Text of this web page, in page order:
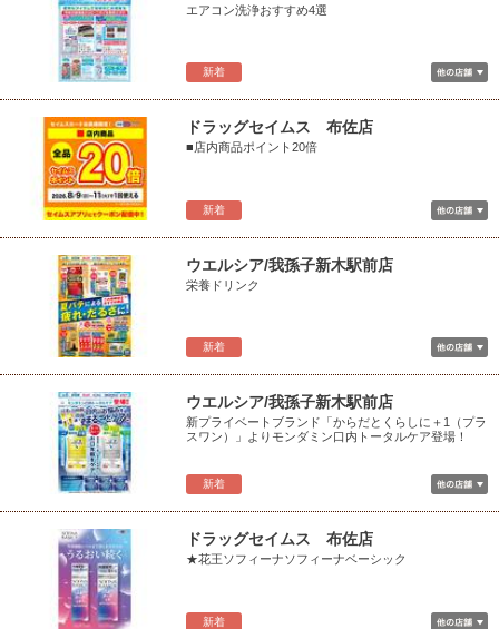
新着
エアコン洗浄おすすめ4選
新着
ドラッグセイムス 布佐店
■店内商品ポイント20倍
新着
ウエルシア/我孫子新木駅前店
栄養ドリンク
新着
ウエルシア/我孫子新木駅前店
新プライベートブランド「からだとくらしに＋1（プラ
スワン）」よりモンダミン口内トータルケア登場！
新着
ドラッグセイムス 布佐店
★花王ソフィーナソフィーナベーシック